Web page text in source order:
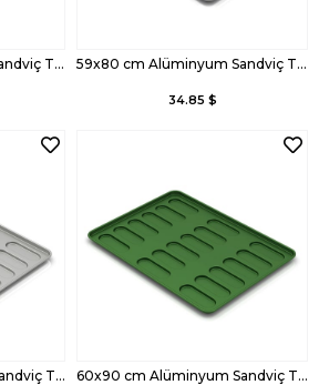
59x80 cm Alüminyum Sandviç Tavası, Kaplamalı 59x80 cm Alüminyum Sandviç Tava
34.85 $
60x90 cm Alüminyum Sandviç Tava 60x90 cm Alüminyum Sandviç Tava, Kaplamalı